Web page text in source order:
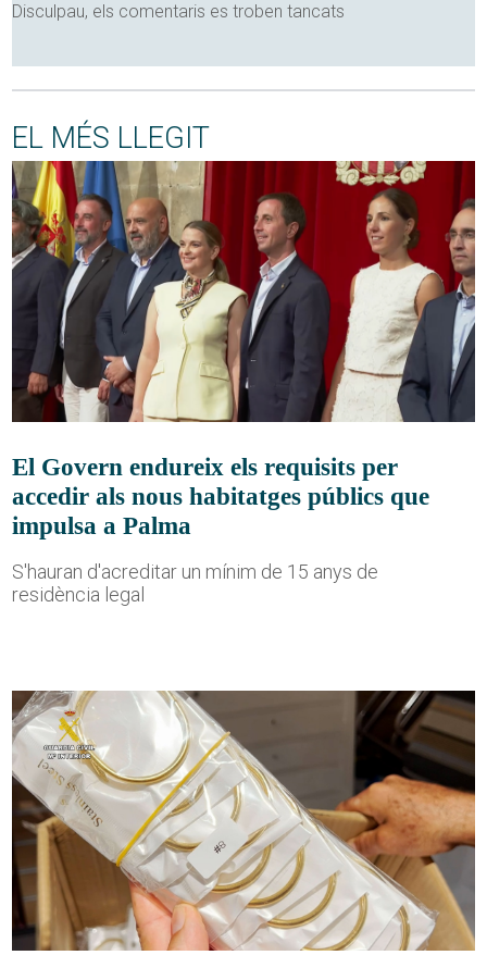
Disculpau, els comentaris es troben tancats
EL MÉS LLEGIT
El Govern endureix els requisits per
accedir als nous habitatges públics que
impulsa a Palma
S'hauran d'acreditar un mínim de 15 anys de
residència legal